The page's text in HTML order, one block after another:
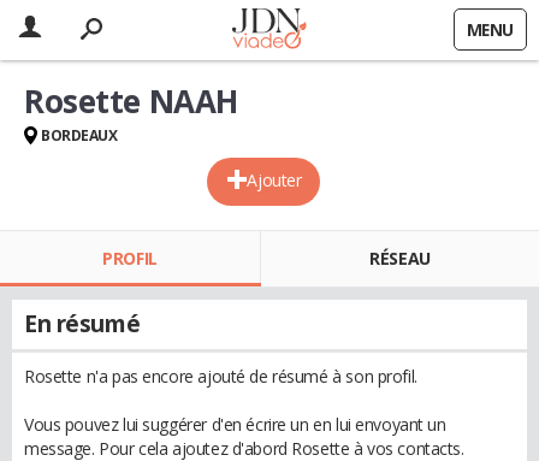
MENU
Ajouter
Rosette NAAH
BORDEAUX
PROFIL RÉSEAU
En résumé
Rosette n'a pas encore ajouté de résumé à son profil.
Vous pouvez lui suggérer d'en écrire un en lui envoyant un
message. Pour cela ajoutez d'abord Rosette à vos contacts.